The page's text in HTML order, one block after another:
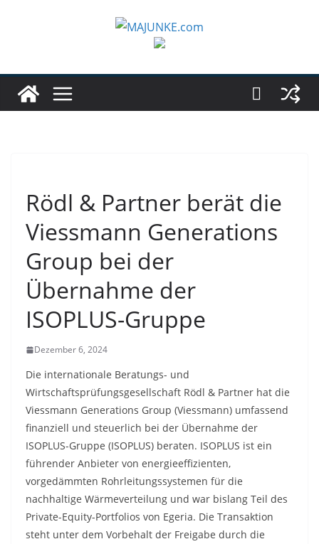
Rödl & Partner berät die
Viessmann Generations
Group bei der
Übernahme der
ISOPLUS-Gruppe
Dezember 6, 2024
Die internationale Beratungs- und
Wirtschaftsprüfungsgesellschaft Rödl & Partner hat die
Viessmann Generations Group (Viessmann) umfassend
finanziell und steuerlich bei der Übernahme der
ISOPLUS-Gruppe (ISOPLUS) beraten. ISOPLUS ist ein
führender Anbieter von energieeffizienten,
vorgedämmten Rohrleitungssystemen für die
nachhaltige Wärmeverteilung und war bislang Teil des
Private-Equity-Portfolios von Egeria. Die Transaktion
steht unter dem Vorbehalt der Freigabe durch die